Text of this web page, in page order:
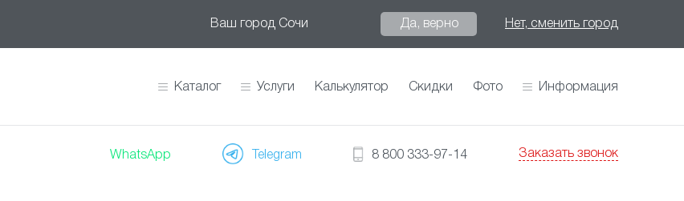
Ваш город Сочи Да, верно Нет, сменить город
Каталог Услуги Калькулятор Скидки Фото Информация
WhatsApp Telegram 8 800 333-97-14 Заказать звонок